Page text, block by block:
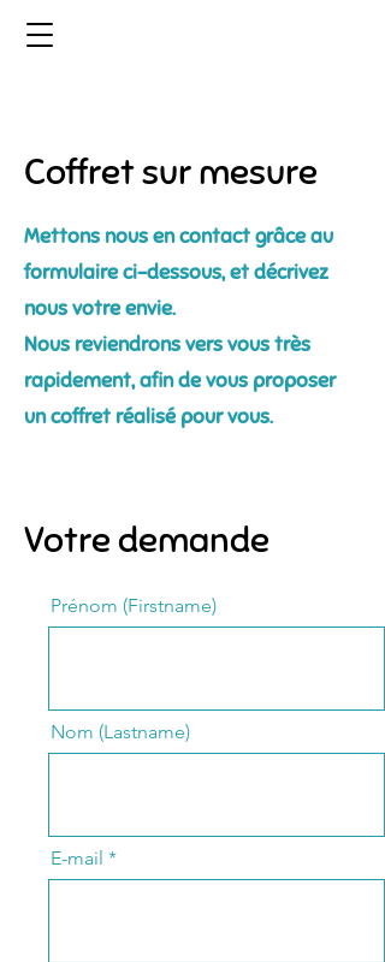
Coffret sur mesure
Mettons nous en contact grâce au
formulaire ci-dessous, et décrivez
nous votre envie.
Nous reviendrons vers vous très
rapidement, afin de vous proposer
un coffret réalisé pour vous.
Votre demande
Prénom (Firstname)
Nom (Lastname)
E-mail